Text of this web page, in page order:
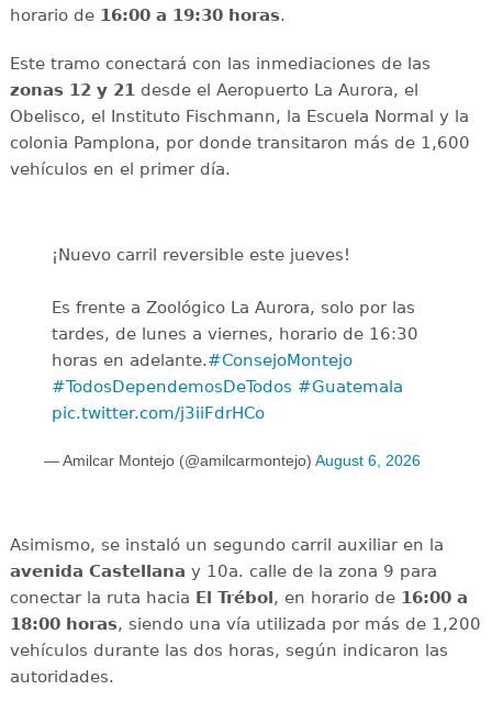
horario de 16:00 a 19:30 horas.
Este tramo conectará con las inmediaciones de las
zonas 12 y 21desde el Aeropuerto La Aurora, el
Obelisco, el Instituto Fischmann, la Escuela Normal y la
colonia Pamplona, por donde transitaron más de 1,600
vehículos en el primer día.
¡Nuevo carril reversible este jueves!
Es frente a Zoológico La Aurora, solo por las
tardes, de lunes a viernes, horario de 16:30
horas en adelante.#ConsejoMontejo
#TodosDependemosDeTodos #Guatemala
pic.twitter.com/j3iiFdrHCo
— Amilcar Montejo (@amilcarmontejo) August 6, 2026
Asimismo, se instaló un segundo carril auxiliar en la
avenida Castellana y 10a. calle de la zona 9 para
conectar la ruta hacia El Trébol, en horario de 16:00 a
18:00 horas, siendo una vía utilizada por más de 1,200
vehículos durante las dos horas, según indicaron las
autoridades.